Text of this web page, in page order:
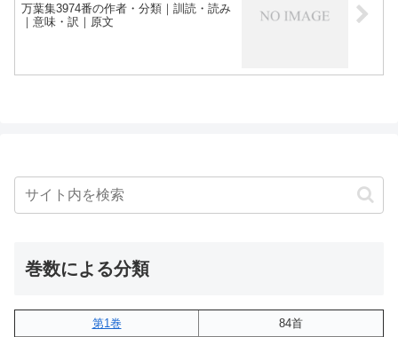
万葉集3974番の作者・分類｜訓読・読み
｜意味・訳｜原文
巻数による分類
第1巻
84首